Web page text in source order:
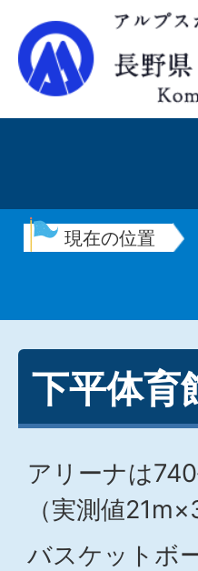
現在の位置
下平体育
アリーナは
（実測値
バスケットボ